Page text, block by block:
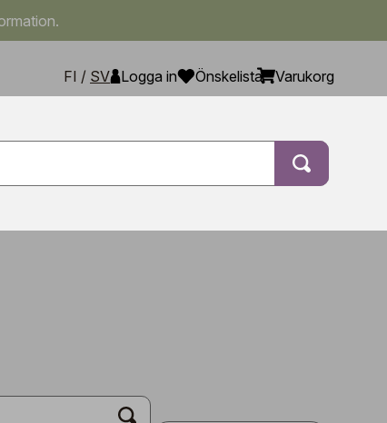
FI / SV Logga in Önskelista Varukorg